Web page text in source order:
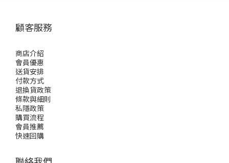
顧客服務
商店介紹
會員優惠
送貨安排
付款方式
退換貨政策
條款與細則
私隱政策
購買流程
會員推薦
快速回購